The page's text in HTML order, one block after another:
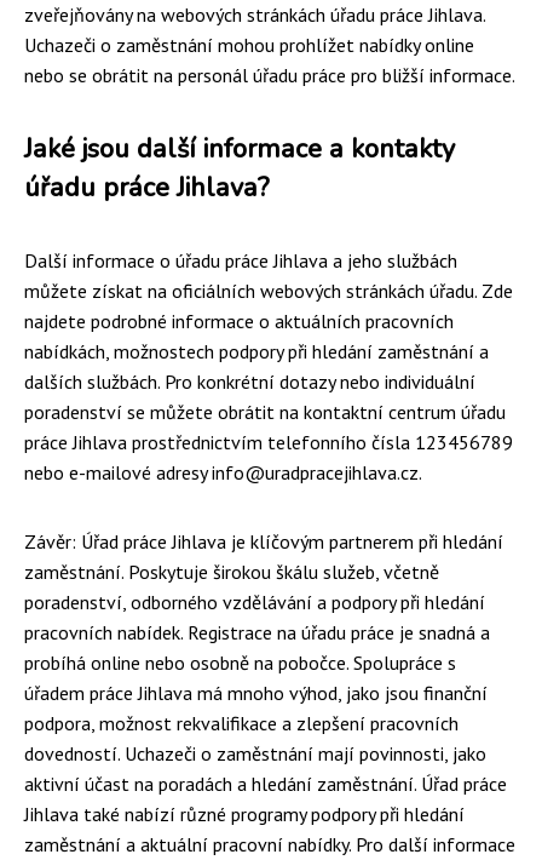
zveřejňovány na webových stránkách úřadu práce Jihlava.
Uchazeči o zaměstnání mohou prohlížet nabídky online
nebo se obrátit na personál úřadu práce pro bližší informace.
Jaké jsou další informace a kontakty
úřadu práce Jihlava?
Další informace o úřadu práce Jihlava a jeho službách
můžete získat na oficiálních webových stránkách úřadu. Zde
najdete podrobné informace o aktuálních pracovních
nabídkách, možnostech podpory při hledání zaměstnání a
dalších službách. Pro konkrétní dotazy nebo individuální
poradenství se můžete obrátit na kontaktní centrum úřadu
práce Jihlava prostřednictvím telefonního čísla 123456789
nebo e-mailové adresy info@uradpracejihlava.cz.
Závěr: Úřad práce Jihlava je klíčovým partnerem při hledání
zaměstnání. Poskytuje širokou škálu služeb, včetně
poradenství, odborného vzdělávání a podpory při hledání
pracovních nabídek. Registrace na úřadu práce je snadná a
probíhá online nebo osobně na pobočce. Spolupráce s
úřadem práce Jihlava má mnoho výhod, jako jsou finanční
podpora, možnost rekvalifikace a zlepšení pracovních
dovedností. Uchazeči o zaměstnání mají povinnosti, jako
aktivní účast na poradách a hledání zaměstnání. Úřad práce
Jihlava také nabízí různé programy podpory při hledání
zaměstnání a aktuální pracovní nabídky. Pro další informace